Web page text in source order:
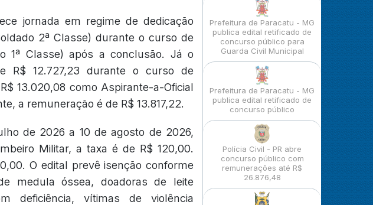
jornada em regime de dedicação
2ª Classe) durante o curso de
1ª Classe) após a conclusão. Já o
R$ 12.727,23 durante o curso de
13.020,08 como Aspirante-a-Oficial
a remuneração é de R$ 13.817,22.
de 2026 a 10 de agosto de 2026,
Militar, a taxa é de R$ 120,00.
O edital prevê isenção conforme
medula óssea, doadoras de leite
deficiência, vítimas de violência
Prefeitura de Paracatu - MG
publica edital retificado de
concurso público para
Guarda Civil Municipal
Prefeitura de Paracatu - MG
publica edital retificado de
concurso público
Polícia Civil - PR abre
concurso público com
remunerações até R$
26.876,48